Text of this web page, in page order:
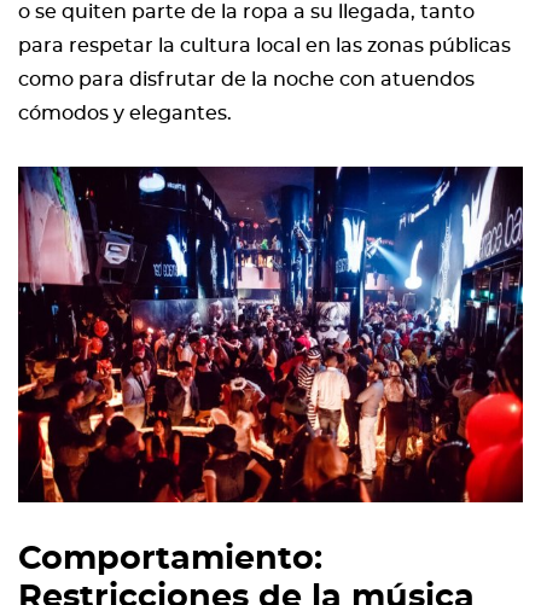
o se quiten parte de la ropa a su llegada, tanto
para respetar la cultura local en las zonas públicas
como para disfrutar de la noche con atuendos
cómodos y elegantes.
Comportamiento:
Restricciones de la música